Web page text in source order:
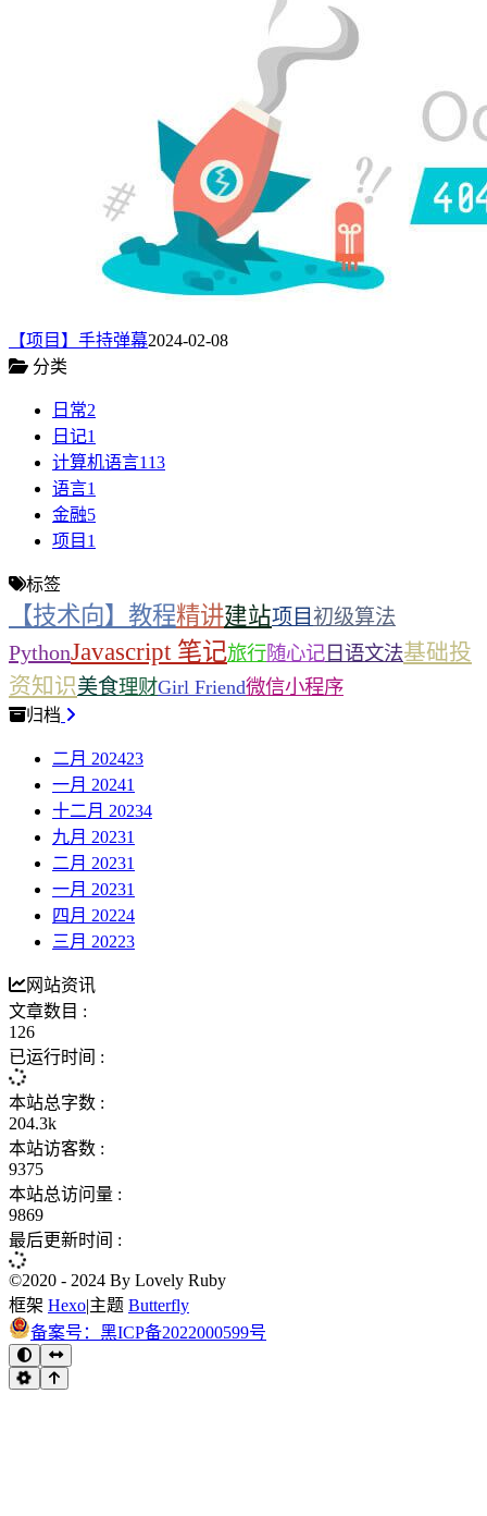
【项目】手持弹幕2024-02-08
分类
日常2
日记1
计算机语言113
语言1
金融5
项目1
标签
【技术向】教程精讲建站项目初级算法
PythonJavascript 笔记旅行随心记 日语文法基础投
资知识美食理财Girl Friend微信小程序
归档
二月 202423
一月 20241
十二月 2023 4
九月 20231
二月 20231
一月 20231
四月 2022 4
三月 20223
网站资讯
文章数目 :
126
已运行时间 :
本站总字数 :
204.3k
本站访客数 :
9375
本站总访问量 :
9869
最后更新时间 :
©2020 - 2024 By Lovely Ruby
框架 Hexo|主题 Butterfly
备案号：黑ICP备2022000599号